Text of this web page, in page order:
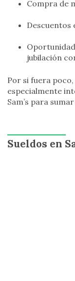
Compra de
Descuentos
jubilación
Por si fuera
especialmente
Sam’s para
Sueldos en